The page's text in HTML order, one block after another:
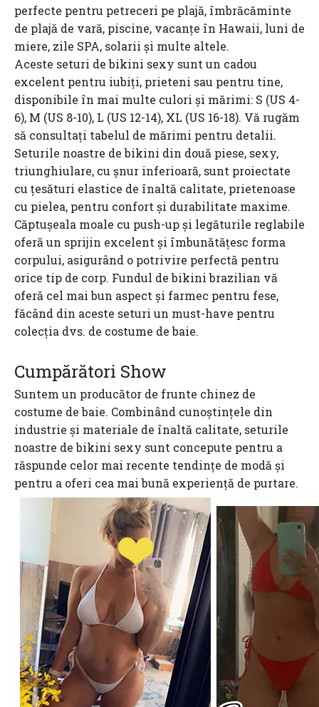
perfecte pentru petreceri pe plajă, îmbrăcăminte
de plajă de vară, piscine, vacanțe în Hawaii, luni de
miere, zile SPA, solarii și multe altele.
Aceste seturi de bikini sexy sunt un cadou
excelent pentru iubiți, prieteni sau pentru tine,
disponibile în mai multe culori și mărimi: S (US 4-
6), M (US 8-10), L (US 12-14), XL (US 16-18). Vă rugăm
să consultați tabelul de mărimi pentru detalii.
Seturile noastre de bikini din două piese, sexy,
triunghiulare, cu șnur inferioară, sunt proiectate
cu țesături elastice de înaltă calitate, prietenoase
cu pielea, pentru confort și durabilitate maxime.
Căptușeala moale cu push-up și legăturile reglabile
oferă un sprijin excelent și îmbunătățesc forma
corpului, asigurând o potrivire perfectă pentru
orice tip de corp. Fundul de bikini brazilian vă
oferă cel mai bun aspect și farmec pentru fese,
făcând din aceste seturi un must-have pentru
colecția dvs. de costume de baie.
Cumpărători Show
Suntem un producător de frunte chinez de
costume de baie. Combinând cunoștințele din
industrie și materiale de înaltă calitate, seturile
noastre de bikini sexy sunt concepute pentru a
răspunde celor mai recente tendințe de modă și
pentru a oferi cea mai bună experiență de purtare.